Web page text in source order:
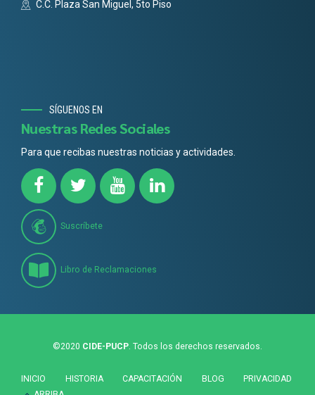
C.C. Plaza San Miguel, 5to Piso
SÍGUENOS EN
Nuestras Redes Sociales
Para que recibas nuestras noticias y actividades.
Suscríbete
Libro de Reclamaciones
©2020 CIDE-PUCP. Todos los derechos reservados.
INICIO HISTORIA CAPACITACIÓN BLOG
PRIVACIDAD